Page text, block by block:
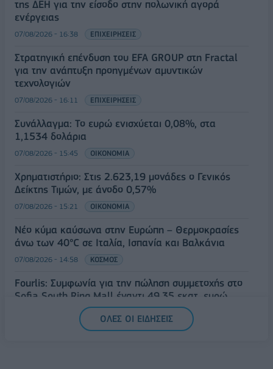
της ΔΕΗ για την είσοδο στην πολωνική αγορά
ενέργειας
07/08/2026 - 16:38 ΕΠΙΧΕΙΡΗΣΕΙΣ
Στρατηγική επένδυση του EFA GROUP στη Fractal
για την ανάπτυξη προηγμένων αμυντικών
τεχνολογιών
07/08/2026 - 16:11 ΕΠΙΧΕΙΡΗΣΕΙΣ
Συνάλλαγμα: Το ευρώ ενισχύεται 0,08%, στα
1,1534 δολάρια
07/08/2026 - 15:45 ΟΙΚΟΝΟΜΙΑ
Χρηματιστήριο: Στις 2.623,19 μονάδες ο Γενικός
Δείκτης Τιμών, με άνοδο 0,57%
07/08/2026 - 15:21 ΟΙΚΟΝΟΜΙΑ
Νέο κύμα καύσωνα στην Ευρώπη – Θερμοκρασίες
άνω των 40°C σε Ιταλία, Ισπανία και Βαλκάνια
07/08/2026 - 14:58 ΚΟΣΜΟΣ
Fourlis: Συμφωνία για την πώληση συμμετοχής στο
Sofia South Ring Mall έναντι 49,35 εκατ. ευρώ
ΟΛΕΣ ΟΙ ΕΙΔΗΣΕΙΣ